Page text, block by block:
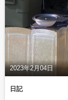
2023年2月04日
日記